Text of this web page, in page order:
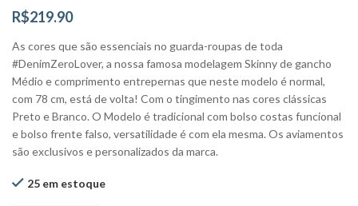
R$219.90
As cores que são essenciais no guarda-roupas de toda
#DenimZeroLover, a nossa famosa modelagem Skinny de gancho
Médio e comprimento entrepernas que neste modelo é normal,
com 78 cm, está de volta! Com o tingimento nas cores clássicas
Preto e Branco. O Modelo é tradicional com bolso costas funcional
e bolso frente falso, versatilidade é com ela mesma. Os aviamentos
são exclusivos e personalizados da marca.
25 em estoque